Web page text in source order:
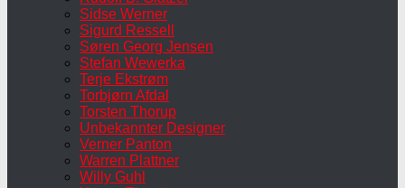
Sidse Werner
Sigurd Ressell
Søren Georg Jensen
Stefan Wewerka
Terje Ekstrøm
Torbjørn Afdal
Torsten Thorup
Unbekannter Designer
Verner Panton
Warren Plattner
Willy Guhl